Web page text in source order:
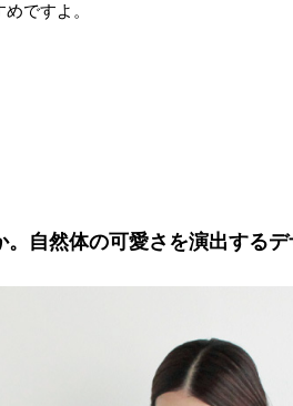
ですよ。
自然体の可愛さを演出するデ